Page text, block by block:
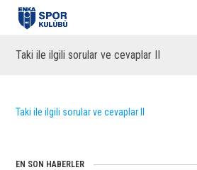
Taki ile ilgili sorular ve cevaplar II
Taki ile ilgili sorular ve cevaplar II
EN SON HABERLER